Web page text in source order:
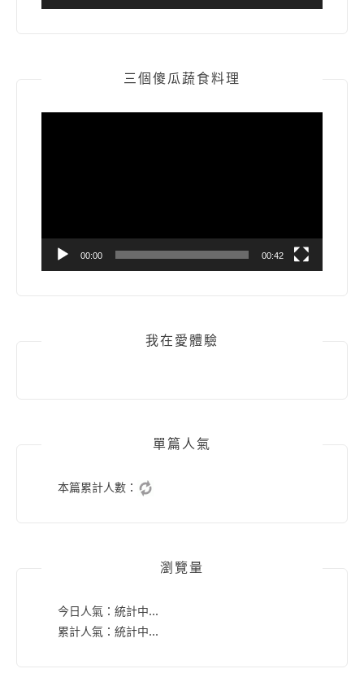
三個傻瓜蔬食料理
00:00 00:42
我在愛體驗
單篇人氣
本篇累計人數：
瀏覽量
今日人氣： 統計中...
累計人氣： 統計中...